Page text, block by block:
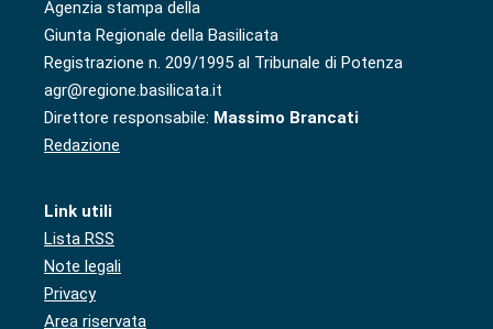
Agenzia stampa della
Giunta Regionale della Basilicata
Registrazione n. 209/1995 al Tribunale di Potenza
agr@regione.basilicata.it
Direttore responsabile: Massimo Brancati
Redazione
Link utili
Lista RSS
Note legali
Privacy
Area riservata